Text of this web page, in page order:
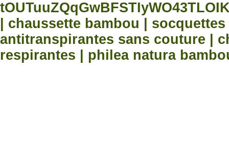
| chaussette bambou |
antitranspirantes sans couture |
respirantes | philea natura